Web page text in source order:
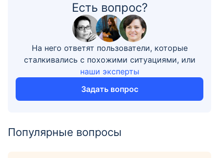
Есть вопрос?
На него ответят пользователи, которые
сталкивались с похожими ситуациями, или
наши эксперты
Задать вопрос
Популярные вопросы